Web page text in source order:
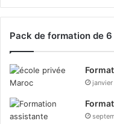
Pack de formation de 6